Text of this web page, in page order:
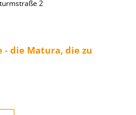
2
die Matura, die zu